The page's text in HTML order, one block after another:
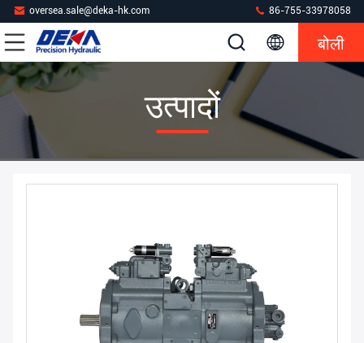
oversea.sale@deka-hk.com 86-755-33978058
बोली
उत्पादों